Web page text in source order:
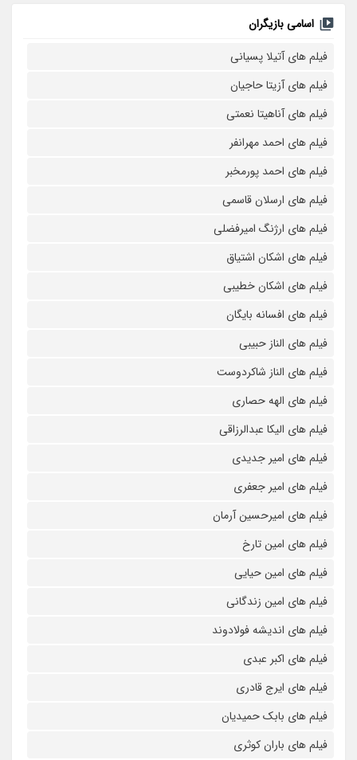
اسامی بازیگران
فیلم های آتیلا پسیانی
فیلم های آزیتا حاجیان
فیلم های آناهیتا نعمتی
فیلم های احمد مهرانفر
فیلم های احمد پورمخبر
فیلم های ارسلان قاسمی
فیلم های ارژنگ امیرفضلی
فیلم های اشکان اشتیاق
فیلم های اشکان خطیبی
فیلم های افسانه بایگان
فیلم های الناز حبیبی
فیلم های الناز شاکردوست
فیلم های الهه حصاری
فیلم های الیکا عبدالرزاقی
فیلم های امیر جدیدی
فیلم های امیر جعفری
فیلم های امیرحسین آرمان
فیلم های امین تارخ
فیلم های امین حیایی
فیلم های امین زندگانی
فیلم های اندیشه فولادوند
فیلم های اکبر عبدی
فیلم های ایرج قادری
فیلم های بابک حمیدیان
فیلم های باران کوثری